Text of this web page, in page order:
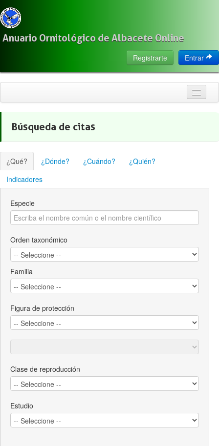
Anuario Ornitológico de Albacete Online
Entrar
Registrarte
Citas
Localización
Observadores
Acerca de
Búsqueda de citas
¿Qué? ¿Dónde? ¿Cuándo?
¿Quién?
Indicadores
Especie
Orden taxonómico
Familia
Figura de protección
Clase de reproducción
Estudio